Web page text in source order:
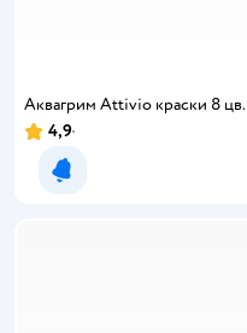
Аквагрим Attivio краски 8 цв.
4,9
Уведомить о появлении